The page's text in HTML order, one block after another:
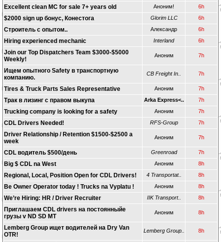
Excellent clean MC for sale 7+ years old Аноним! 6h
$2000 sign up бонус, Конестога Glorim LLC 6h
Строитель с опытом.. Александр 6h
Hiring experienced mechanic Interland 6h
Join our Top Dispatchers Team $3000-$5000
Weekly!
Аноним 7h
Ищем опытного Safety в транспортную
компанию.
CB Freight In.. 7h
Tires & Truck Parts Sales Representative Аноним 7h
Трак в лизинг с правом выкупа Arka Express<.. 7h
Trucking company is looking for a safety Аноним 7h
CDL Drivers Needed! RFS-Group 7h
Driver Relationship / Retention $1500-$2500 a
week
Аноним 7h
CDL водитель $500/день Greenroad 7h
Big $ CDL na West Аноним 8h
Regional, Local, Position Open for CDL Drivers! 4 Transportat.. 8h
Be Owner Operator today ! Trucks na Vyplatu ! Аноним 8h
We’re Hiring: HR / Driver Recruiter IIK Transport.. 8h
Приглашаем CDL drivers на постоянныйе
грузы v ND SD MT
Аноним 8h
Lemberg Group ищет водителей на Dry Van
OTR!
Lemberg Group.. 8h